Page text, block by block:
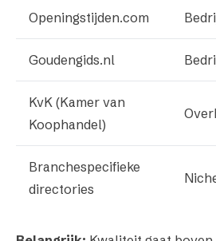
Openingstijden.com
Goudengids.nl
KvK (Kamer van
Koophandel)
Branchespecifieke
directories